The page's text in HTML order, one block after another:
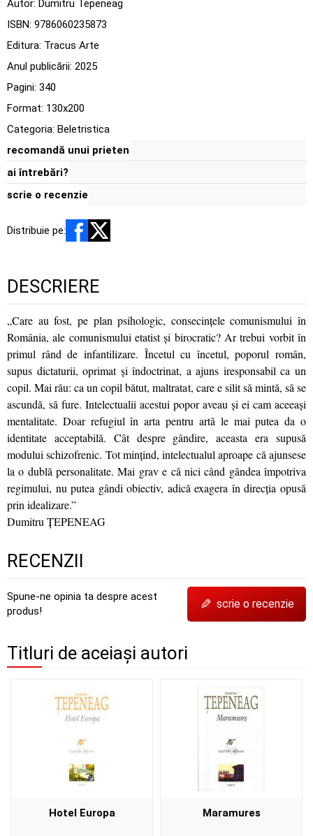
Autor: Dumitru Tepeneag
ISBN: 9786060235873
Editura: Tracus Arte
Anul publicării: 2025
Pagini: 340
Format: 130x200
Categoria: Beletristica
recomandă unui prieten
ai întrebări?
scrie o recenzie
Distribuie pe:
DESCRIERE
„Care au fost, pe plan psihologic, consecințele comunismului în
România, ale comunismului etatist și birocratic? Ar trebui vorbit în
primul rând de infantilizare. Încetul cu încetul, poporul român,
supus dictaturii, oprimat și îndoctrinat, a ajuns iresponsabil ca un
copil. Mai rău: ca un copil bătut, maltratat, care e silit să mintă, să se
ascundă, să fure. Intelectualii acestui popor aveau și ei cam aceeași
mentalitate. Doar refugiul în arta pentru artă le mai putea da o
identitate acceptabilă. Cât despre gândire, aceasta era supusă
modului schizofrenic. Tot mințind, intelectualul aproape că ajunsese
la o dublă personalitate. Mai grav e că nici când gândea împotriva
regimului, nu putea gândi obiectiv, adică exagera în direcția opusă
prin idealizare.”
Dumitru ȚEPENEAG
RECENZII
Spune-ne opinia ta despre acest
produs!
✎ scrie o recenzie
Titluri de aceiași autori
Hotel Europa Maramures